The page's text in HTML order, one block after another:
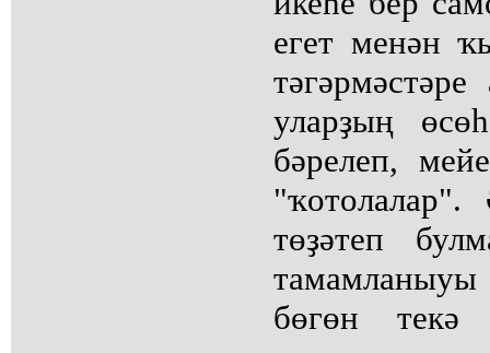
егет менән
уларҙың
бәрелеп,
төҙәтеп
тамамланыуы
бөгөн текә